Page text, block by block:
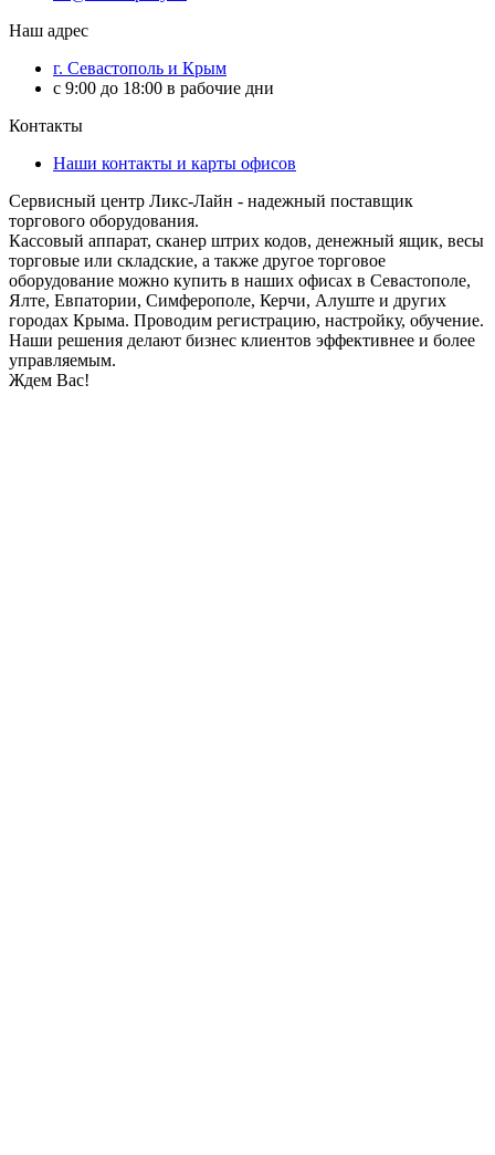
Наш адрес
г. Севастополь и Крым
с 9:00 до 18:00 в рабочие дни
Контакты
Наши контакты и карты офисов
Сервисный центр Ликс-Лайн - надежный поставщик
торгового оборудования.
Кассовый аппарат, сканер штрих кодов, денежный ящик, весы
торговые или складские, а также другое торговое
оборудование можно купить в наших офисах в Севастополе,
Ялте, Евпатории, Симферополе, Керчи, Алуште и других
городах Крыма. Проводим регистрацию, настройку, обучение.
Наши решения делают бизнес клиентов эффективнее и более
управляемым.
Ждем Вас!